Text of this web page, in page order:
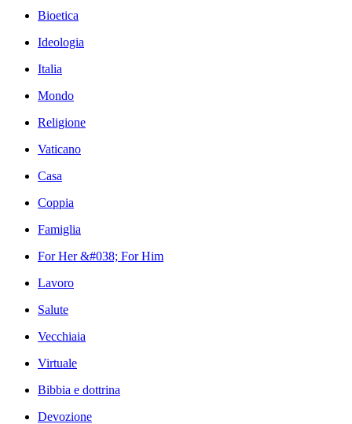
Bioetica
Ideologia
Italia
Mondo
Religione
Vaticano
Casa
Coppia
Famiglia
For Her &#038; For Him
Lavoro
Salute
Vecchiaia
Virtuale
Bibbia e dottrina
Devozione